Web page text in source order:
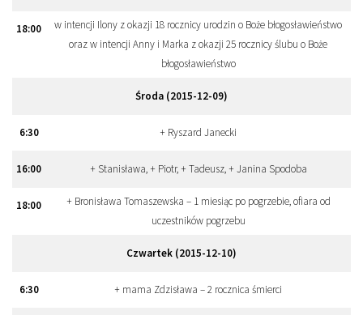
18:00
w intencji Ilony z okazji 18 rocznicy urodzin o Boże błogosławieństwo
oraz w intencji Anny i Marka z okazji 25 rocznicy ślubu o Boże
błogosławieństwo
Środa (2015-12-09)
6:30 + Ryszard Janecki
16:00 + Stanisława, + Piotr, + Tadeusz, + Janina Spodoba
18:00
+ Bronisława Tomaszewska – 1 miesiąc po pogrzebie, ofiara od
uczestników pogrzebu
Czwartek (2015-12-10)
6:30 + mama Zdzisława – 2 rocznica śmierci